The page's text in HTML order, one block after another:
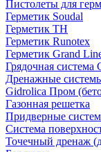
Пистолеты для
Герметик Soudal
Герметик ТН
Герметик Runotex
Герметик Grand
Грядочная
Дренажные
Gidrolica Пром
Газонная решетка
Придверные
Система
Точечный дренаж